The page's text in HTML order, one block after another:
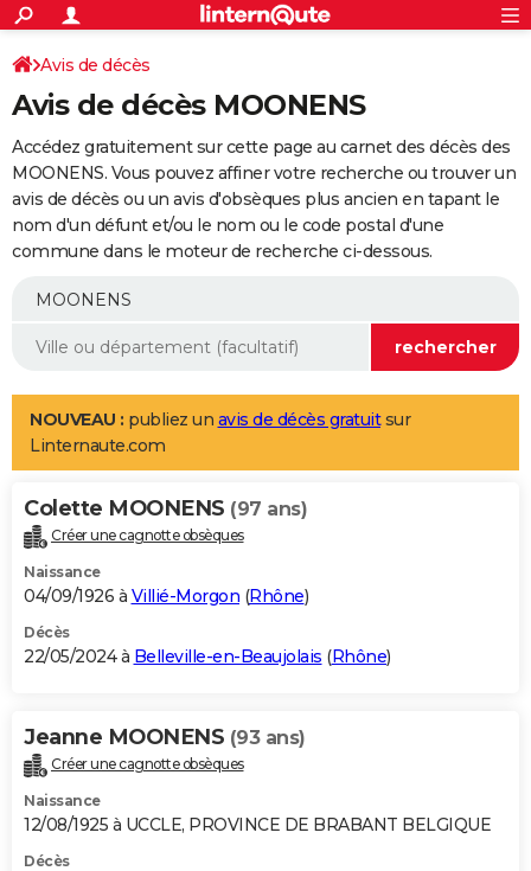
ACTUALITÉS
Politique
Société
Faits Divers
Education
Monde
Villes
+
SPORT
Coupe du monde 2026
Football
Tennis
Cyclisme
Rugby
Forum
Programme TV
TNT
Streaming
Cinéma
Sorties cinéma
Musique
+
FINANCE
Retraite
Epargne
Immobilier
Risques naturels par ville
Banque
Assurance
AUTO
Essais
Réserver un essai
Citadines
Berlines
SUV
Forum auto
+
Mobiles
Meilleur smartphone
Internet
Ordinateurs
Jeux vidéo
Guide high-tech
Aménagement intérieur
LIFESTYLE
Art de vivre
Bien-être
Loisirs
Mode
Modes de vie
Alimentation
Guide de la santé
Maladies
Médicaments
Sommeil
VOYAGE
Destinations
City break
Voyage nature
Voyage de noces
Forum
Climat
+PHOTO
GUIDES D'ACHAT
BONS PLANS
Carte de Noël
Carte Bonne année
Carte Saint-Valentin
Carte Pâques
Carte d'anniversaire
DICTIONNAIRE
Dictionnaire
Biographies
Citations
Expressions
Proverbes
PROGRAMME TV
Avis de décès
Avis de décès MOONENS
Accédez gratuitement sur cette page au carnet des décès des
MOONENS. Vous pouvez affiner votre recherche ou trouver un
avis de décès ou un avis d'obsèques plus ancien en tapant le
nom d'un défunt et/ou le nom ou le code postal d'une
commune dans le moteur de recherche ci-dessous.
NOUVEAU : publiez un avis de décès gratuitsur
Linternaute.com
Colette MOONENS (97 ans)
Créer une cagnotte obsèques
Naissance
04/09/1926 à Villié-Morgon (Rhône)
Décès
22/05/2024 à Belleville-en-Beaujolais (Rhône)
Jeanne MOONENS (93 ans)
Créer une cagnotte obsèques
Naissance
12/08/1925 à UCCLE, PROVINCE DE BRABANT BELGIQUE
Décès